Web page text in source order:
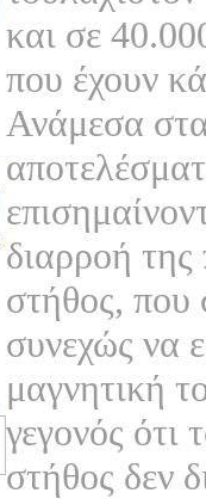
και σε
που έχουν
Ανάμεσα
διαρροή
στήθος, που
συνεχώς να
μαγνητική
γεγονός ότι
στήθος δεν